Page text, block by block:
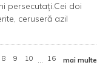
persecutați.Cei doi
ceruseră azil
8 9 10 ... 16 mai multe